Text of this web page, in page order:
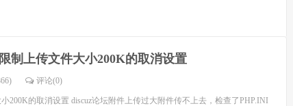
制上传文件大小200K的取消设置
评论(0)
200K的取消设置 discuz论坛附件上传过大附件传不上去，检查了PHP.INI